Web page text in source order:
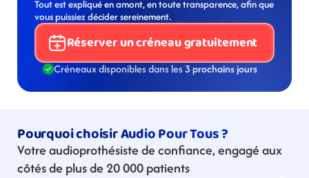
Tout est expliqué en amont, en toute transparence, afin que
vous puissiez décider sereinement.
Réserver un créneau gratuitement
Créneaux disponibles dans les 3 prochains jours
Pourquoi choisir Audio Pour Tous ?
Votre audioprothésiste de confiance, engagé aux
côtés de plus de 20 000 patients